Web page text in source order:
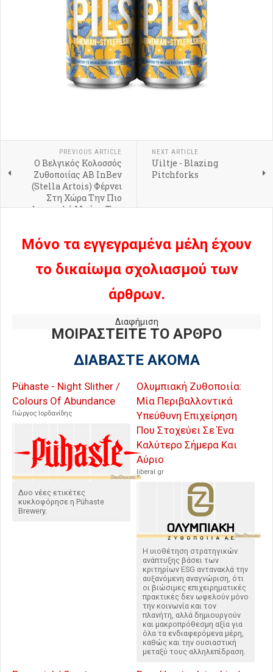
PREVIOUS ARTICLE
Ο Βελγικός Κολοσσός
Ζυθοποιίας AB InBev
(Stella Artois) Φέρνει
Στη Χώρα Την Πιο
Δημοφιλή Μπύρα Της
NEXT ARTICLE
Uiltje - Blazing
Pitchforks
Μόνο τα εγγεγραμένα μέλη έχουν
το δικαίωμα σχολιασμού των
άρθρων.
Διαφήμιση
ΜΟΙΡΑΣΤΕΙΤΕ ΤΟ ΑΡΘΡΟ
ΔΙΑΒΑΣΤΕ ΑΚΟΜΑ
Pühaste - Night Slither /
Colours Of Abundance
Γιώργος Ιορδανίδης
Δυο νέες ετικέτες
κυκλοφόρησε η Pühaste
Brewery.
Ολυμπιακή Ζυθοποιία:
Μία Περιβαλλοντικά
Υπεύθυνη Επιχείρηση
Που Στοχεύει Σε Ένα
Καλύτερο Σήμερα Και
Αύριο
liberal.gr
Η υιοθέτηση στρατηγικών
ανάπτυξης βάσει των
κριτηρίων ESG αντανακλά την
αυξανόμενη αναγνώριση, ότι
οι βιώσιμες επιχειρηματικές
πρακτικές δεν ωφελούν μόνο
την κοινωνία και τον
πλανήτη, αλλά δημιουργούν
και μακροπρόθεσμη αξία για
όλα τα ενδιαφερόμενα μέρη,
καθώς και την ουσιαστική
μεταξύ τους αλληλεπίδραση.